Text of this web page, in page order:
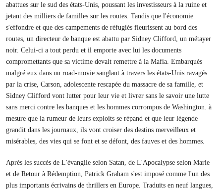
abattues sur le sud des états-Unis, poussant les investisseurs à la ruine et
jetant des milliers de familles sur les routes. Tandis que l'économie
s'effondre et que des campements de réfugiés fleurissent au bord des
routes, un directeur de banque est abattu par Sidney Clifford, un métayer
noir. Celui-ci a tout perdu et il emporte avec lui les documents
compromettants que sa victime devait remettre à la Mafia. Embarqués
malgré eux dans un road-movie sanglant à travers les états-Unis ravagés
par la crise, Carson, adolescente rescapée du massacre de sa famille, et
Sidney Clifford vont lutter pour leur vie et livrer sans le savoir une lutte
sans merci contre les banques et les hommes corrompus de Washington. à
mesure que la rumeur de leurs exploits se répand et que leur légende
grandit dans les journaux, ils vont croiser des destins merveilleux et
misérables, des vies qui se font et se défont, des fauves et des hommes.
Après les succès de L'évangile selon Satan, de L'Apocalypse selon Marie
et de Retour à Rédemption, Patrick Graham s'est imposé comme l'un des
plus importants écrivains de thrillers en Europe. Traduits en neuf langues,